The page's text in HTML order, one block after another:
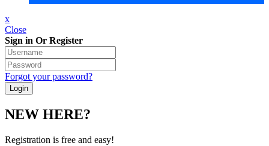
x
Close
Sign in Or Register
Forgot your password?
NEW HERE?
Registration is free and easy!